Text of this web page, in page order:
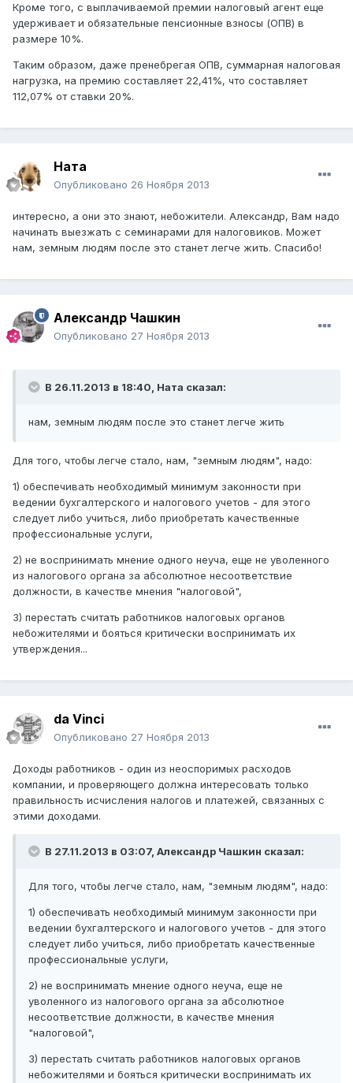
Кроме того, с выплачиваемой премии налоговый агент еще
удерживает и обязательные пенсионные взносы (ОПВ) в
размере 10%.
Таким образом, даже пренебрегая ОПВ, суммарная налоговая
нагрузка, на премию составляет 22,41%, что составляет
112,07% от ставки 20%.
Ната
Опубликовано 26 Ноября 2013
интересно, а они это знают, небожители. Александр, Вам надо
начинать выезжать с семинарами для налоговиков. Может
нам, земным людям после это станет легче жить. Спасибо!
Александр Чашкин
Опубликовано 27 Ноября 2013
В 26.11.2013 в 18:40, Ната сказал:
нам, земным людям после это станет легче жить
Для того, чтобы легче стало, нам, "земным людям", надо:
1) обеспечивать необходимый минимум законности при
ведении бухгалтерского и налогового учетов - для этого
следует либо учиться, либо приобретать качественные
профессиональные услуги,
2) не воспринимать мнение одного неуча, еще не уволенного
из налогового органа за абсолютное несоответствие
должности, в качестве мнения "налоговой",
3) перестать считать работников налоговых органов
небожителями и бояться критически воспринимать их
утверждения...
da Vinci
Опубликовано 27 Ноября 2013
Доходы работников - один из неоспоримых расходов
компании, и проверяющего должна интересовать только
правильность исчисления налогов и платежей, связанных с
этими доходами.
В 27.11.2013 в 03:07, Александр Чашкин сказал:
Для того, чтобы легче стало, нам, "земным людям", надо:
1) обеспечивать необходимый минимум законности при
ведении бухгалтерского и налогового учетов - для этого
следует либо учиться, либо приобретать качественные
профессиональные услуги,
2) не воспринимать мнение одного неуча, еще не
уволенного из налогового органа за абсолютное
несоответствие должности, в качестве мнения
"налоговой",
3) перестать считать работников налоговых органов
небожителями и бояться критически воспринимать их